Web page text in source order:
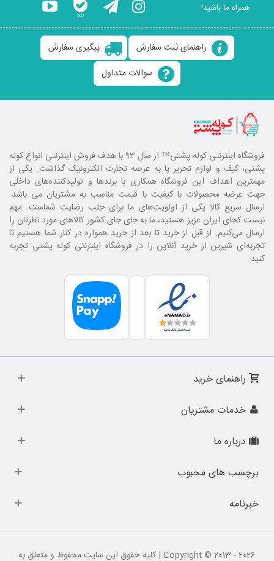
همراه ما باشید!
راهنمای ثبت سفارش
پیگیری سفارش
سوالات متداول
فروشگاه اینترنتی کوله پشتی
™ از سال ۹۳ با هدف فروش اینترنتی انواع کوله
پشتی، کیف و لوازم تحریر پا به عرصه تجارت الکترونیک گذاشت. یکی از
مهمترین اهداف این فروشگاه همکاری با برند‌ها و تولیدکننده‌های داخلی
جهت عرضه محصولات با کیفیت با قیمت مناسب به مشتریان می باشد.
ارسال سریع کالا یکی از اولویت‌های ما برای جلب رضایت شماست. مهم
نیست کجای ایران عزیز هستید، ما به جای جای کشور کالا‌های مورد نظرتان را
ارسال می‌کنیم. از قبل از خرید تا بعد از خرید همواره در کنار شما هستیم تا
تجربه‌ای شیرین از خرید آنلاین را در فروشگاه اینترنتی کوله پشتی تجربه
کنید.
راهنمای خرید
خدمات مشتریان
درباره ما
برچسب های محبوب
خبرنامه
Copyright © 2013 - 2026 | کلیه حقوق این سایت محفوظ و متعلق به